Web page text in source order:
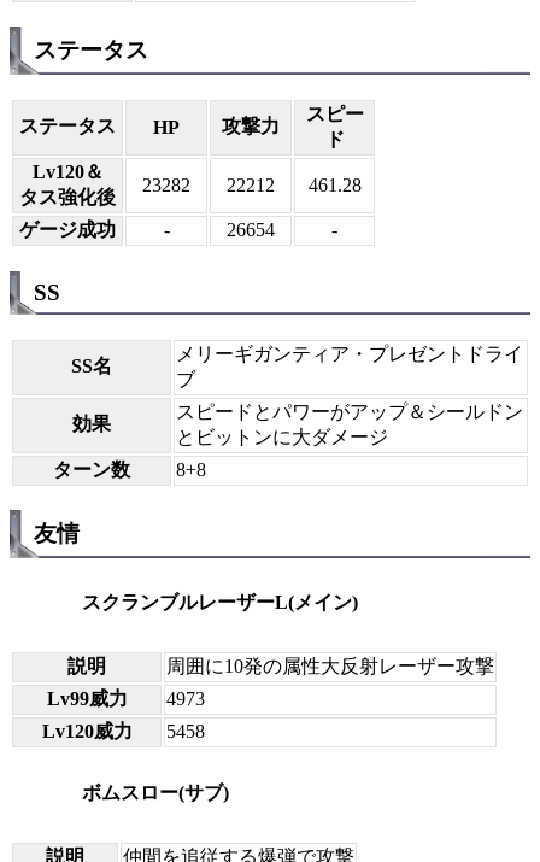
ステータス
ステータス HP 攻撃力
スピー
ド
Lv120＆
タス強化後
23282 22212 461.28
ゲージ成功 - 26654 -
SS
SS名
メリーギガンティア・プレゼントドライ
ブ
効果
スピードとパワーがアップ＆シールドン
とビットンに大ダメージ
ターン数
8+8
友情
スクランブルレーザーL(メイン)
説明
周囲に10発の属性大反射レーザー攻撃
Lv99威力
4973
Lv120威力
5458
ボムスロー(サブ)
説明
仲間を追従する爆弾で攻撃